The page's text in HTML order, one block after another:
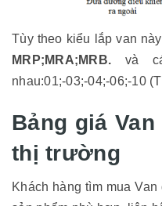
Tùy theo kiểu lắp van
MRP;MRA;MRB. và
nhau:01;-03;-04;-06;-10
Bảng giá
thị trường
Khách hàng tìm mua